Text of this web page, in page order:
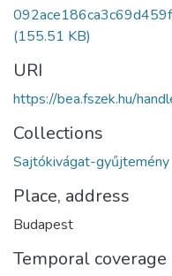
(155.51 KB)
URI
https://bea.fszek.hu/
Collections
Sajtókivágat-gyűjtemény
Place, address
Budapest
Temporal coverage